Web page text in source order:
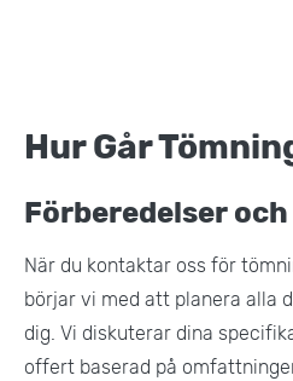
Hur Går
Förberedelser
När du kontaktar oss för
börjar vi med att planera alla
dig. Vi diskuterar dina
offert baserad på